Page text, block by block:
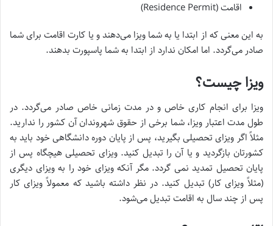
اقامت (Residence Permit)
به این معنی که از ابتدا یا به شما ویزا می‌دهند و یا کارت اقامت برای شما
صادر می‌گردد. اما امکان ندارد از ابتدا به شما پاسپورت بدهند.
ویزا چیست؟
ویزا برای انجام کاری خاص و در مدت زمانی خاص صادر می‌گردد. در
طول مدت اعتبار ویزا، شما برخی از حقوق شهروندان آن کشور را ندارید.
مثلاً اگر ویزای تحصیلی بگیرید، پس از پایان دوره دانشگاهی خود باید به
کشورتان بازگردید و یا آن را تبدیل کنید. ویزای تحصیلی هیچگاه پس از
پایان تحصیل تمدید نمی گردد. مگر آنکه ویزای خود را به ویزای دیگری
(مثلاً ویزای کار) تبدیل کنید. در نظر داشته باشید که معمولاً ویزای کار
پس از چند سال به اقامت تبدیل می‌شود.